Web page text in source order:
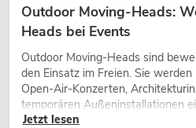
Outdoor Moving-Heads:
Heads bei Events
Outdoor Moving-Heads sind
den Einsatz im Freien. Sie
Open-Air-Konzerten,
temporären Außeninstallationen
Jetzt lesen